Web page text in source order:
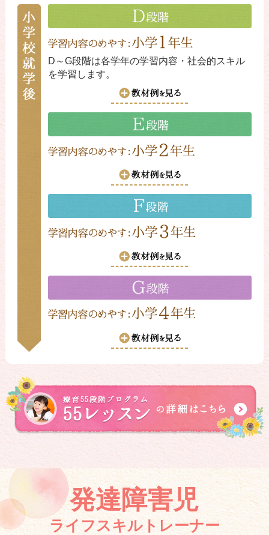
D～G段階は各学年の学習内容・社会的スキル
を学習します。
発達障害児
ライフスキルトレーナー